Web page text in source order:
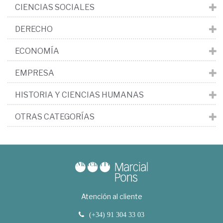
CIENCIAS SOCIALES
DERECHO
ECONOMÍA
EMPRESA
HISTORIA Y CIENCIAS HUMANAS
OTRAS CATEGORÍAS
Atención al cliente
(+34) 91 304 33 03